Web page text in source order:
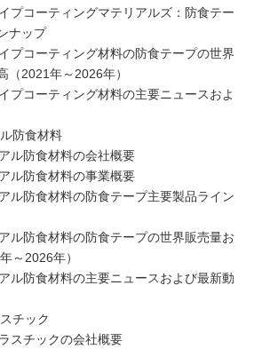
プコーティングマテリアルズ：防食テー
ナップ
プコーティング材料の防食テープの世界
（2021年～2026年）
プコーティング材料の主要ニュースおよ
防食材料
ル防食材料の会社概要
ル防食材料の事業概要
ル防食材料の防食テープ主要製品ライン
ル防食材料の防食テープの世界販売量お
～2026年）
ル防食材料の主要ニュースおよび最新動
チック
スチックの会社概要